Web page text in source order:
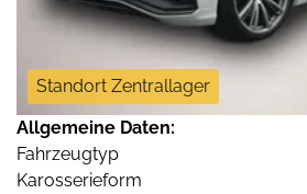
Standort Zentrallager
Allgemeine Daten:
Fahrzeugtyp
Karosserieform